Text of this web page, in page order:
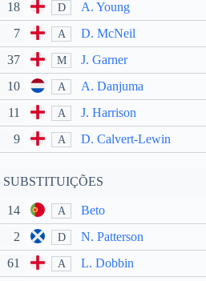
18 D A. Young
7 A D. McNeil
37 M J. Garner
10 A A. Danjuma
11 A J. Harrison
9 A D. Calvert-Lewin
SUBSTITUIÇÕES
14 A Beto
2 D N. Patterson
61 A L. Dobbin